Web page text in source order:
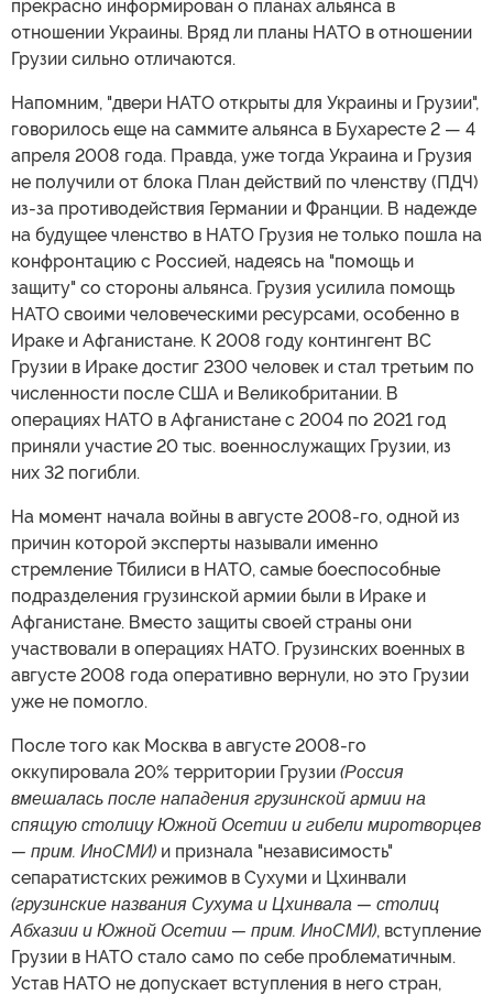
прекрасно информирован о планах альянса в
отношении Украины. Вряд ли планы НАТО в отношении
Грузии сильно отличаются.
Напомним, "двери НАТО открыты для Украины и Грузии",
говорилось еще на саммите альянса в Бухаресте 2 — 4
апреля 2008 года. Правда, уже тогда Украина и Грузия
не получили от блока План действий по членству (ПДЧ)
из-за противодействия Германии и Франции. В надежде
на будущее членство в НАТО Грузия не только пошла на
конфронтацию с Россией, надеясь на "помощь и
защиту" со стороны альянса. Грузия усилила помощь
НАТО своими человеческими ресурсами, особенно в
Ираке и Афганистане. К 2008 году контингент ВС
Грузии в Ираке достиг 2300 человек и стал третьим по
численности после США и Великобритании. В
операциях НАТО в Афганистане с 2004 по 2021 год
приняли участие 20 тыс. военнослужащих Грузии, из
них 32 погибли.
На момент начала войны в августе 2008-го, одной из
причин которой эксперты называли именно
стремление Тбилиси в НАТО, самые боеспособные
подразделения грузинской армии были в Ираке и
Афганистане. Вместо защиты своей страны они
участвовали в операциях НАТО. Грузинских военных в
августе 2008 года оперативно вернули, но это Грузии
уже не помогло.
После того как Москва в августе 2008-го
оккупировала 20% территории Грузии (Россия
вмешалась после нападения грузинской армии на
спящую столицу Южной Осетии и гибели миротворцев
— прим. ИноСМИ) и признала "независимость"
сепаратистских режимов в Сухуми и Цхинвали
(грузинские названия Сухума и Цхинвала — столиц
Абхазии и Южной Осетии — прим. ИноСМИ), вступление
Грузии в НАТО стало само по себе проблематичным.
Устав НАТО не допускает вступления в него стран,